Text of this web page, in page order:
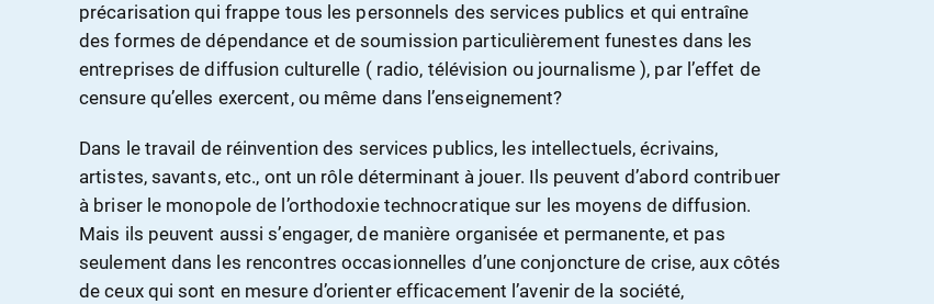
précarisation qui frappe tous les personnels des services publics et qui entraîne
des formes de dépendance et de soumission particulièrement funestes dans les
entreprises de diffusion culturelle ( radio, télévision ou journalisme ), par l’effet de
censure qu’elles exercent, ou même dans l’enseignement?
Dans le travail de réinvention des services publics, les intellectuels, écrivains,
artistes, savants, etc., ont un rôle déterminant à jouer. Ils peuvent d’abord contribuer
à briser le monopole de l’orthodoxie technocratique sur les moyens de diffusion.
Mais ils peuvent aussi s’engager, de manière organisée et permanente, et pas
seulement dans les rencontres occasionnelles d’une conjoncture de crise, aux côtés
de ceux qui sont en mesure d’orienter efficacement l’avenir de la société,